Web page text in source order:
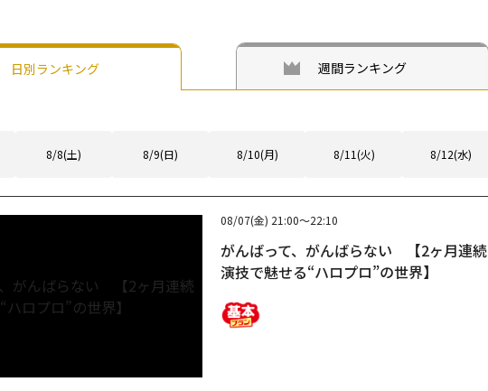
日別ランキング 週間ランキング
8/8(土) 8/9(日) 8/10(月) 8/11(火) 8/12(水)
08/07(金) 21:00～22:10
がんばって、がんばらない 【2ヶ月連続
演技で魅せる“ハロプロ”の世界】